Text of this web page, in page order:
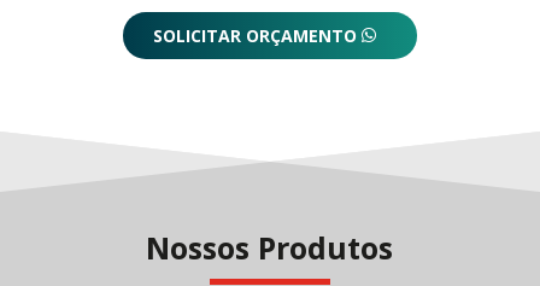
SOLICITAR ORÇAMENTO
Nossos Produtos